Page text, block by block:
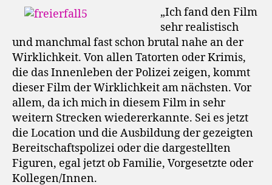
„Ich fand den Film
sehr realistisch
und manchmal fast schon brutal nahe an der
Wirklichkeit. Von allen Tatorten oder Krimis,
die das Innenleben der Polizei zeigen, kommt
dieser Film der Wirklichkeit am nächsten. Vor
allem, da ich mich in diesem Film in sehr
weitern Strecken wiedererkannte. Sei es jetzt
die Location und die Ausbildung der gezeigten
Bereitschaftspolizei oder die dargestellten
Figuren, egal jetzt ob Familie, Vorgesetzte oder
Kollegen/Innen.